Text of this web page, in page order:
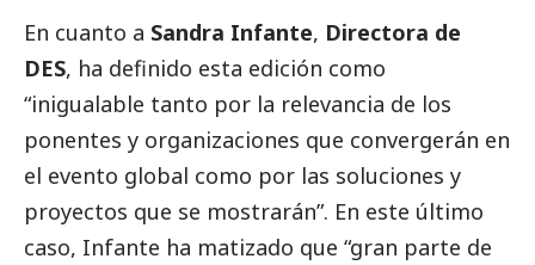
En cuanto a Sandra Infante, Directora de
DES, ha definido esta edición como
“inigualable tanto por la relevancia de los
ponentes y organizaciones que convergerán en
el evento global como por las soluciones y
proyectos que se mostrarán”. En este último
caso, Infante ha matizado que “gran parte de